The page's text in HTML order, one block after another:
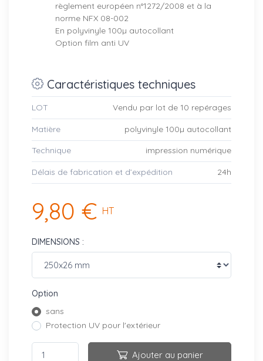
règlement européen n°1272/2008 et à la
norme NFX 08-002
En polyvinyle 100µ autocollant
Option film anti UV
Caractéristiques techniques
LOT Vendu par lot de 10 repérages
Matière polyvinyle 100µ autocollant
Technique impression numérique
Délais de fabrication et d’expédition 24h
9,80 € HT
DIMENSIONS :
Option
sans
Protection UV pour l'extérieur
Ajouter au panier